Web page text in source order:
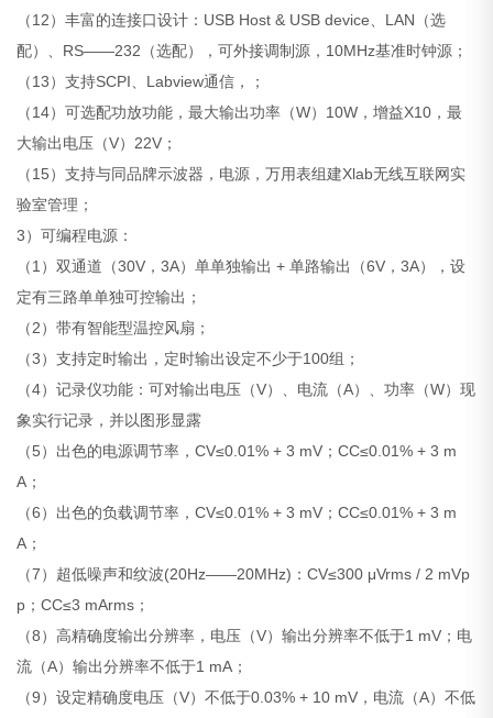
（12）丰富的连接口设计：USB Host & USB device、LAN（选
配）、RS——232（选配），可外接调制源，10MHz基准时钟源；
（13）支持SCPI、Labview通信，；
（14）可选配功放功能，最大输出功率（W）10W，增益X10，最
大输出电压（V）22V；
（15）支持与同品牌示波器，电源，万用表组建Xlab无线互联网实
验室管理；
3）可编程电源：
（1）双通道（30V，3A）单单独输出 + 单路输出（6V，3A），设
定有三路单单独可控输出；
（2）带有智能型温控风扇；
（3）支持定时输出，定时输出设定不少于100组；
（4）记录仪功能：可对输出电压（V）、电流（A）、功率（W）现
象实行记录，并以图形显露
（5）出色的电源调节率，CV≤0.01% + 3 mV；CC≤0.01% + 3 m
A；
（6）出色的负载调节率，CV≤0.01% + 3 mV；CC≤0.01% + 3 m
A；
（7）超低噪声和纹波(20Hz——20MHz)：CV≤300 μVrms / 2 mVp
p；CC≤3 mArms；
（8）高精确度输出分辨率，电压（V）输出分辨率不低于1 mV；电
流（A）输出分辨率不低于1 mA；
（9）设定精确度电压（V）不低于0.03% + 10 mV，电流（A）不低